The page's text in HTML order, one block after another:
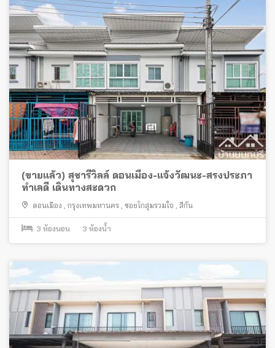
(ขายแล้ว) สุชารีวิลล์ ดอนเมือง-แจ้งวัฒนะ-สรงประภา
ทำเลดี เดินทางสะดวก
ดอนเมือง กรุงเทพมหานคร ซอยโกสุมรวมใจ สีกัน
3 ห้องนอน 3 ห้องน้ำ